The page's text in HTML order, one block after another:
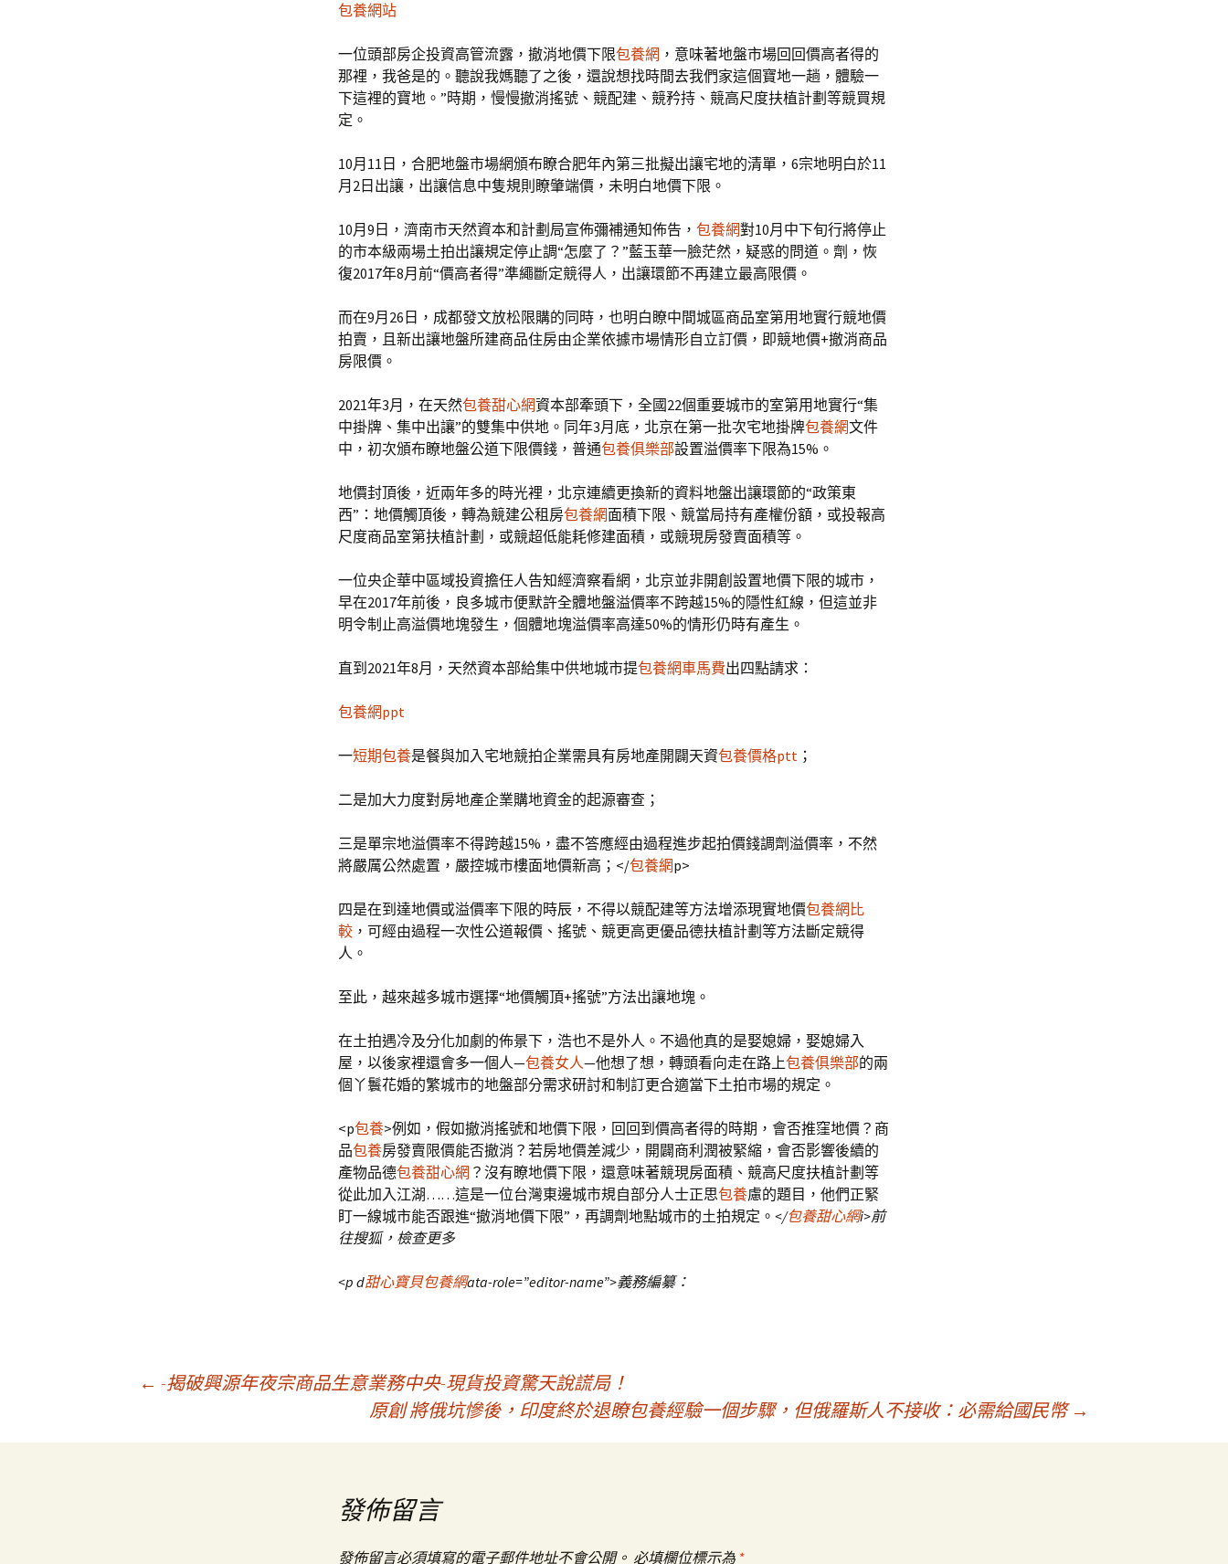
包養網站
一位頭部房企投資高管流露，撤消地價下限包養網 ，意味著地盤市場回回價高者得的
那裡，我爸是的。聽說我媽聽了之後，還說想找時間去我們家這個寶地一趟，體驗一
下這裡的寶地。”時期，慢慢撤消搖號、競配建、競矜持、競高尺度扶植計劃等競買規
定。
10月11日，合肥地盤市場網頒布瞭合肥年內第三批擬出讓宅地的清單，6宗地明白於11
月2日出讓，出讓信息中隻規則瞭肇端價，未明白地價下限。
10月9日，濟南市天然資本和計劃局宣佈彌補通知佈告， 包養網對10月中下旬行將停止
的市本級兩場土拍出讓規定停止調“怎麼了？”藍玉華一臉茫然，疑惑的問道。劑，恢
復2017年8月前“價高者得”準繩斷定競得人，出讓環節不再建立最高限價。
而在9月26日，成都發文放松限購的同時，也明白瞭中間城區商品室第用地實行競地價
拍賣，且新出讓地盤所建商品住房由企業依據市場情形自立訂價，即競地價+撤消商品
房限價。
2021年3月，在天然包養甜心網資本部牽頭下，全國22個重要城市的室第用地實行“集
中掛牌、集中出讓”的雙集中供地。同年3月底，北京在第一批次宅地掛牌包養網文件
中，初次頒布瞭地盤公道下限價錢，普通包養俱樂部設置溢價率下限為15%。
地價封頂後，近兩年多的時光裡，北京連續更換新的資料地盤出讓環節的“政策東
西”：地價觸頂後，轉為競建公租房包養網面積下限、競當局持有產權份額，或投報高
尺度商品室第扶植計劃，或競超低能耗修建面積，或競現房發賣面積等。
一位央企華中區域投資擔任人告知經濟察看網，北京並非開創設置地價下限的城市，
早在2017年前後，良多城市便默許全體地盤溢價率不跨越15%的隱性紅線，但這並非
明令制止高溢價地塊發生，個體地塊溢價率高達50%的情形仍時有產生。
直到2021年8月，天然資本部給集中供地城市提包養網車馬費出四點請求：
包養網ppt
一短期包養是餐與加入宅地競拍企業需具有房地產開闢天資包養價格ptt ；
二是加大力度對房地產企業購地資金的起源審查；
三是單宗地溢價率不得跨越15%，盡不答應經由過程進步起拍價錢調劑溢價率，不然
將嚴厲公然處置，嚴控城市樓面地價新高；</包養網p>
四是在到達地價或溢價率下限的時辰，不得以競配建等方法增添現實地價包養網比
較 ，可經由過程一次性公道報價、搖號、競更高更優品德扶植計劃等方法斷定競得
人。
至此，越來越多城市選擇“地價觸頂+搖號”方法出讓地塊。
在土拍遇冷及分化加劇的佈景下，浩也不是外人。不過他真的是娶媳婦，娶媳婦入
屋，以後家裡還會多一個人—包養女人—他想了想，轉頭看向走在路上包養俱樂部的兩
個丫鬟花婚的繁城市的地盤部分需求研討和制訂更合適當下土拍市場的規定。
<p包養>例如，假如撤消搖號和地價下限，回回到價高者得的時期，會否推窪地價？商
品包養房發賣限價能否撤消？若房地價差減少，開闢商利潤被緊縮，會否影響後續的
產物品德包養甜心網 ？沒有瞭地價下限，還意味著競現房面積、競高尺度扶植計劃等
從此加入江湖……這是一位台灣東邊城市規自部分人士正思包養慮的題目，他們正緊
盯一線城市能否跟進“撤消地價下限”，再調劑地點城市的土拍規定。 </包養甜心網i>前
往搜狐，檢查更多
<p d甜心寶貝包養網ata-role=”editor-name”>義務編纂：
章
← -揭破興源年夜宗商品生意業務中央-現貨投資驚天說謊局！
原創 將俄坑慘後，印度終於退瞭包養經驗一個步驟，但俄羅斯人不接收：必需給國民幣 →
發佈留言
發佈留言必須填寫的電子郵件地址不會公開。 必填欄位標示為 *